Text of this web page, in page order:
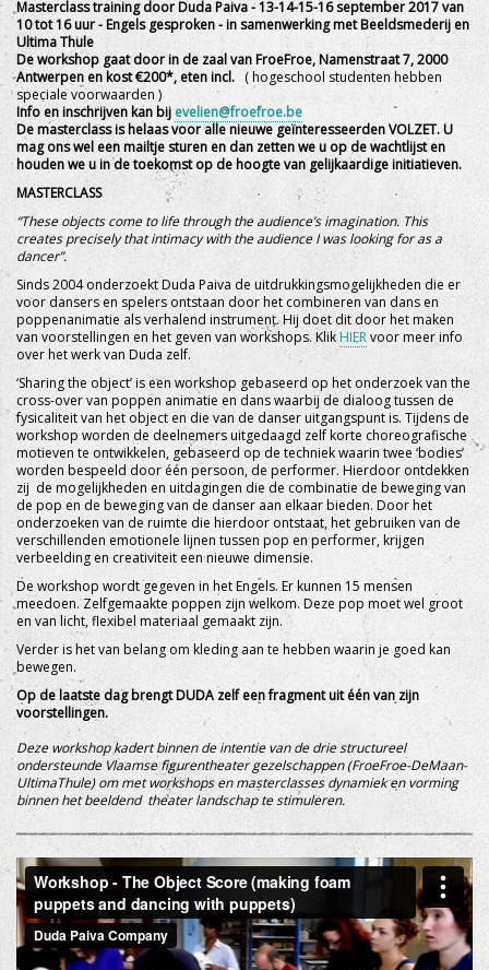
Masterclass training door Duda Paiva - 13-14-15-16 september 2017 van
10 tot 16 uur - Engels gesproken - in samenwerking met Beeldsmederij en
Ultima Thule
De workshop gaat door in de zaal van FroeFroe, Namenstraat 7, 2000
Antwerpen en kost€200*, eten incl. ( hogeschool studenten hebben
speciale voorwaarden )
Info en inschrijven kan bij evelien@froefroe.be
De masterclass is helaas voor alle nieuwe geïnteresseerden VOLZET. U
mag ons wel een mailtje sturen en dan zetten we u op de wachtlijst en
houden we u in de toekomst op de hoogte van gelijkaardige initiatieven.
MASTERCLASS
“These objects come to life through the audience’s imagination. This
creates precisely that intimacy with the audience I was looking for as a
dancer”.
Sinds 2004 onderzoekt Duda Paiva de uitdrukkingsmogelijkheden die er
voor dansers en spelers ontstaan door het combineren van dans en
poppenanimatie als verhalend instrument. Hij doet dit door het maken
van voorstellingen en het geven van workshops. KlikHIERvoor meer info
over het werk van Duda zelf.
‘Sharing the object’ is een workshop gebaseerd op het onderzoek van the
cross-over van poppen animatie en dans waarbij de dialoog tussen de
fysicaliteit van het object en die van de danser uitgangspunt is. Tijdens de
workshop worden de deelnemers uitgedaagd zelf korte choreografische
motieven te ontwikkelen, gebaseerd op de techniek waarin twee ‘bodies’
worden bespeeld door één persoon, de performer. Hierdoor ontdekken
zij de mogelijkheden en uitdagingen die de combinatie de beweging van
de pop en de beweging van de danser aan elkaar bieden. Door het
onderzoeken van de ruimte die hierdoor ontstaat, het gebruiken van de
verschillenden emotionele lijnen tussen pop en performer, krijgen
verbeelding en creativiteit een nieuwe dimensie.
De workshop wordt gegeven in het Engels. Er kunnen 15 mensen
meedoen. Zelfgemaakte poppen zijn welkom. Deze pop moet wel groot
en van licht, flexibel materiaal gemaakt zijn.
Verder is het van belang om kleding aan te hebben waarin je goed kan
bewegen.
Op de laatste dag brengt DUDA zelf een fragment uit één van zijn
voorstellingen.
Deze workshop kadert binnen de intentie van de drie structureel
ondersteunde Vlaamse figurentheater gezelschappen (FroeFroe-DeMaan-
UltimaThule) om met workshops en masterclasses dynamiek en vorming
binnen het beeldend theater landschap te stimuleren.